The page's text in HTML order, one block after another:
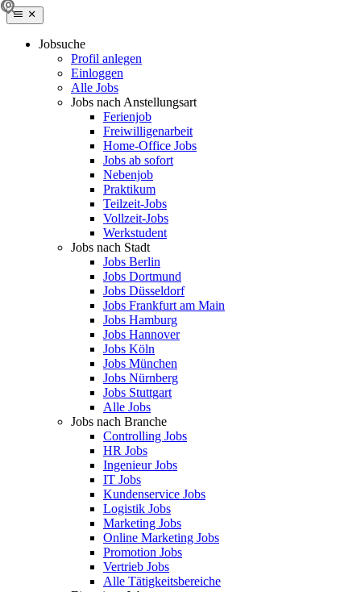
Jobsuche
Profil anlegen
Einloggen
Alle Jobs
Jobs nach Anstellungsart
Ferienjob
Freiwilligenarbeit
Home-Office Jobs
Jobs ab sofort
Nebenjob
Praktikum
Teilzeit-Jobs
Vollzeit-Jobs
Werkstudent
Jobs nach Stadt
Jobs Berlin
Jobs Dortmund
Jobs Düsseldorf
Jobs Frankfurt am Main
Jobs Hamburg
Jobs Hannover
Jobs Köln
Jobs München
Jobs Nürnberg
Jobs Stuttgart
Alle Jobs
Jobs nach Branche
Controlling Jobs
HR Jobs
Ingenieur Jobs
IT Jobs
Kundenservice Jobs
Logistik Jobs
Marketing Jobs
Online Marketing Jobs
Promotion Jobs
Vertrieb Jobs
Alle Tätigkeitsbereiche